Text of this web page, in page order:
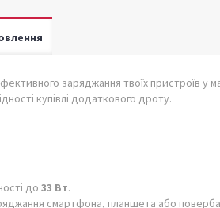
заряджання твоїх пристроїв у
купівлі додаткового дроту.
до 33 Вт.
смартфона, планшета або